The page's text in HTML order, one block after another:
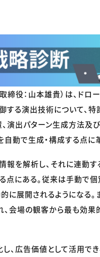
締役：山本雄貴）は、ドロ
する演出技術について、
演出パターン生成方法及
動で生成・構成する点に
報を解析し、それに連動す
点にある。従来は手動で
展開されるようになる。
会場の観客から最も効果
、広告価値として活用でき